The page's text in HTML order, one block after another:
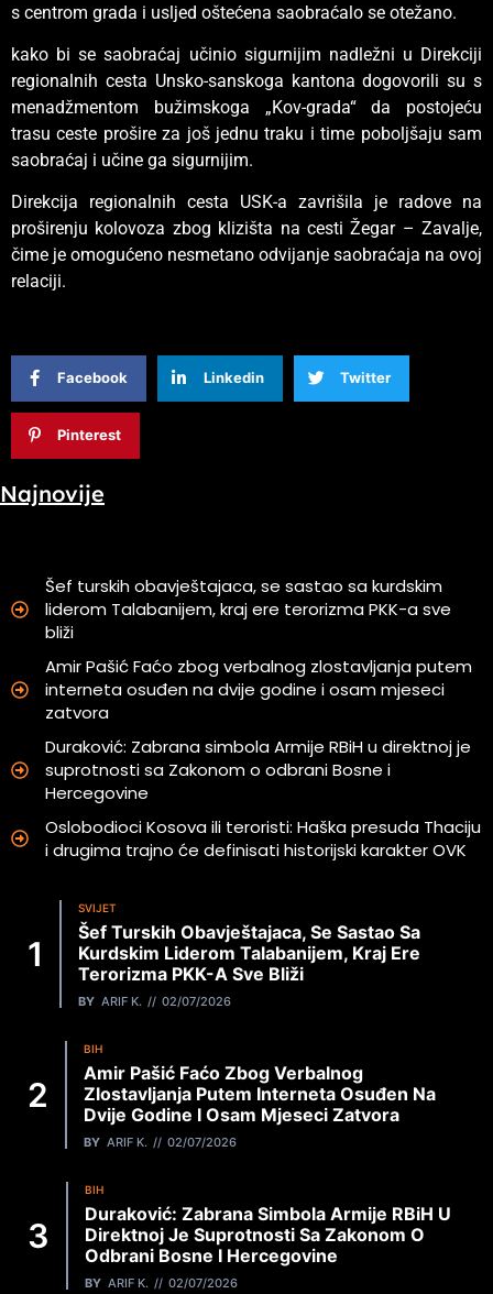
s centrom grada i usljed oštećena saobraćalo se otežano.
kako bi se saobraćaj učinio sigurnijim nadležni u Direkciji
regionalnih cesta Unsko-sanskoga kantona dogovorili su s
menadžmentom bužimskoga „Kov-grada“ da postojeću
trasu ceste prošire za još jednu traku i time poboljšaju sam
saobraćaj i učine ga sigurnijim.
Direkcija regionalnih cesta USK-a zavrišila je radove na
proširenju kolovoza zbog klizišta na cesti Žegar – Zavalje,
čime je omogućeno nesmetano odvijanje saobraćaja na ovoj
relaciji.
Facebook Linkedin Twitter
Pinterest
Najnovije
Šef turskih obavještajaca, se sastao sa kurdskim
liderom Talabanijem, kraj ere terorizma PKK-a sve
bliži
Amir Pašić Faćo zbog verbalnog zlostavljanja putem
interneta osuđen na dvije godine i osam mjeseci
zatvora
Duraković: Zabrana simbola Armije RBiH u direktnoj je
suprotnosti sa Zakonom o odbrani Bosne i
Hercegovine
Oslobodioci Kosova ili teroristi: Haška presuda Thaciju
i drugima trajno će definisati historijski karakter OVK
SVIJET
Šef Turskih Obavještajaca, Se Sastao Sa
Kurdskim Liderom Talabanijem, Kraj Ere
Terorizma PKK-A Sve Bliži
BY ARIF K. 02/07/2026
BIH
Amir Pašić Faćo Zbog Verbalnog
Zlostavljanja Putem Interneta Osuđen Na
Dvije Godine I Osam Mjeseci Zatvora
BY ARIF K. 02/07/2026
BIH
Duraković: Zabrana Simbola Armije RBiH U
Direktnoj Je Suprotnosti Sa Zakonom O
Odbrani Bosne I Hercegovine
BY ARIF K. 02/07/2026